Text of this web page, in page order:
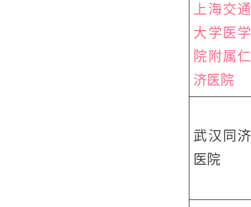
上海交通
大学医学
院附属仁
济医院
武汉同济
医院